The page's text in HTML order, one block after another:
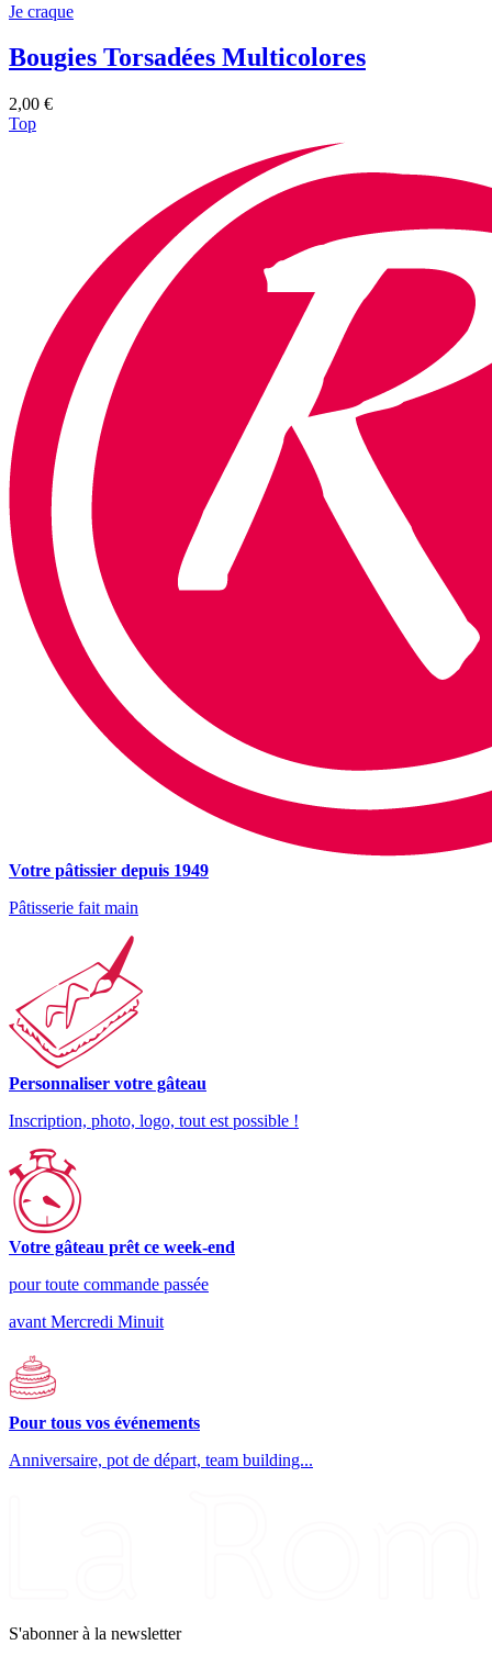
Je craque
Bougies Torsadées Multicolores
2,00 €
Top
Votre pâtissier depuis 1949
Pâtisserie fait main
Personnaliser votre gâteau
Inscription, photo, logo, tout est possible !
Votre gâteau prêt ce week-end
pour toute commande passée
avant Mercredi Minuit
Pour tous vos événements
Anniversaire, pot de départ, team building...
S'abonner à la newsletter